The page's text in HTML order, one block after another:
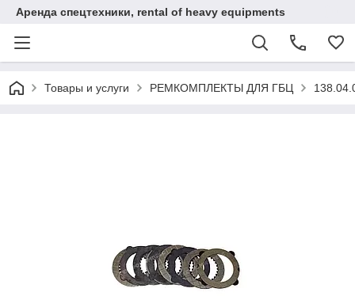
Аренда спецтехники, rental of heavy equipments
Товары и услуги РЕМКОМПЛЕКТЫ ДЛЯ ГБЦ